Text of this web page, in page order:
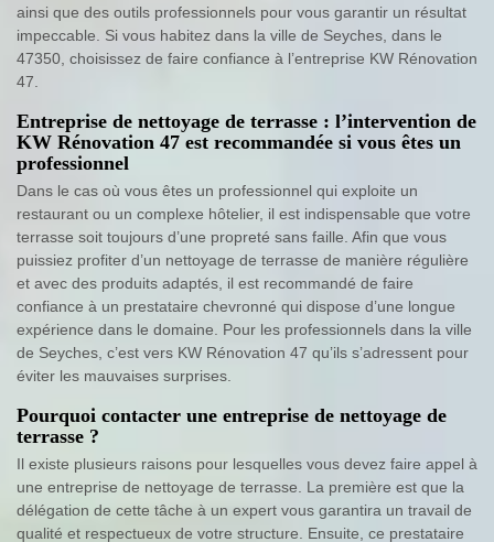
ainsi que des outils professionnels pour vous garantir un résultat
impeccable. Si vous habitez dans la ville de Seyches, dans le
47350, choisissez de faire confiance à l’entreprise KW Rénovation
47.
Entreprise de nettoyage de terrasse : l’intervention de
KW Rénovation 47 est recommandée si vous êtes un
professionnel
Dans le cas où vous êtes un professionnel qui exploite un
restaurant ou un complexe hôtelier, il est indispensable que votre
terrasse soit toujours d’une propreté sans faille. Afin que vous
puissiez profiter d’un nettoyage de terrasse de manière régulière
et avec des produits adaptés, il est recommandé de faire
confiance à un prestataire chevronné qui dispose d’une longue
expérience dans le domaine. Pour les professionnels dans la ville
de Seyches, c’est vers KW Rénovation 47 qu’ils s’adressent pour
éviter les mauvaises surprises.
Pourquoi contacter une entreprise de nettoyage de
terrasse ?
Il existe plusieurs raisons pour lesquelles vous devez faire appel à
une entreprise de nettoyage de terrasse. La première est que la
délégation de cette tâche à un expert vous garantira un travail de
qualité et respectueux de votre structure. Ensuite, ce prestataire